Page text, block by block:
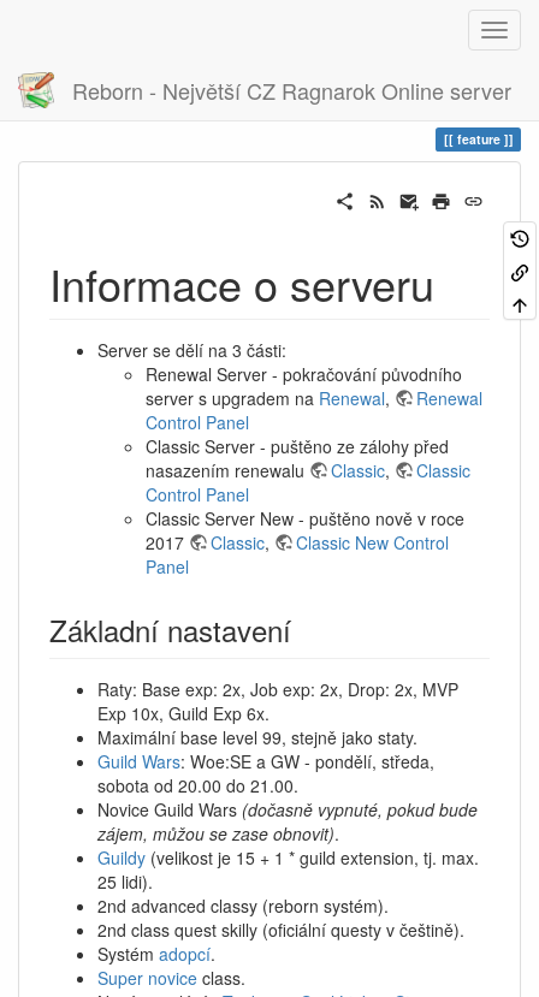
Reborn - Největší CZ Ragnarok Online server
Historie feature
feature
Informace o serveru
Server se dělí na 3 části:
Renewal Server - pokračování původního
server s upgradem na Renewal,
Renewal
Control Panel
Classic Server - puštěno ze zálohy před
nasazením renewalu
Classic,
Classic
Control Panel
Classic Server New - puštěno nově v roce
2017
Classic,
Classic New Control
Panel
Základní nastavení
Raty: Base exp: 2x, Job exp: 2x, Drop: 2x, MVP
Exp 10x, Guild Exp 6x.
Maximální base level 99, stejně jako staty.
Guild Wars: Woe:SE a GW - pondělí, středa,
sobota od 20.00 do 21.00.
Novice Guild Wars (dočasně vypnuté, pokud bude
zájem, můžou se zase obnovit).
Guildy (velikost je 15 + 1 * guild extension, tj. max.
25 lidi).
2nd advanced classy (reborn systém).
2nd class quest skilly (oficiální questy v češtině).
Systém adopcí.
Super novice class.